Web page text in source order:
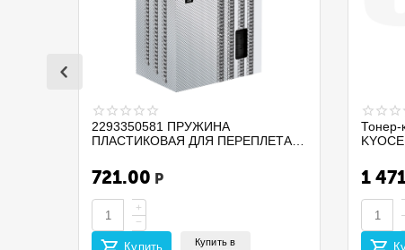
2293350581 ПРУЖИНА
ПЛАСТИКОВАЯ ДЛЯ ПЕРЕПЛЕТА
255112 D=32 А4 280ЛИСТОВ 50ШТ
ЧЕРНЫЙ
721.00 Р
+
−
Купить
Купить в
Тонер-
/
(EUR/
1